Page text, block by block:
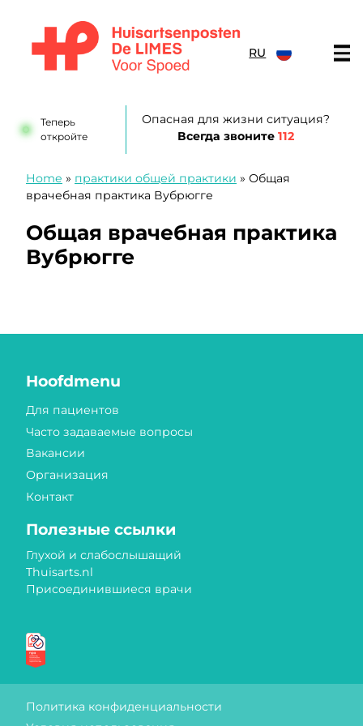
RU
Теперь
откройте
Опасная для жизни ситуация?
Всегда звоните112
Home » практики общей практики » Общая
врачебная практика Вубрюгге
Общая врачебная практика
Вубрюгге
Hoofdmenu
Для пациентов
Часто задаваемые вопросы
Вакансии
Организация
Контакт
Полезные ссылки
Глухой и слабослышащий
Thuisarts.nl
Присоединившиеся врачи
Политика конфиденциальности